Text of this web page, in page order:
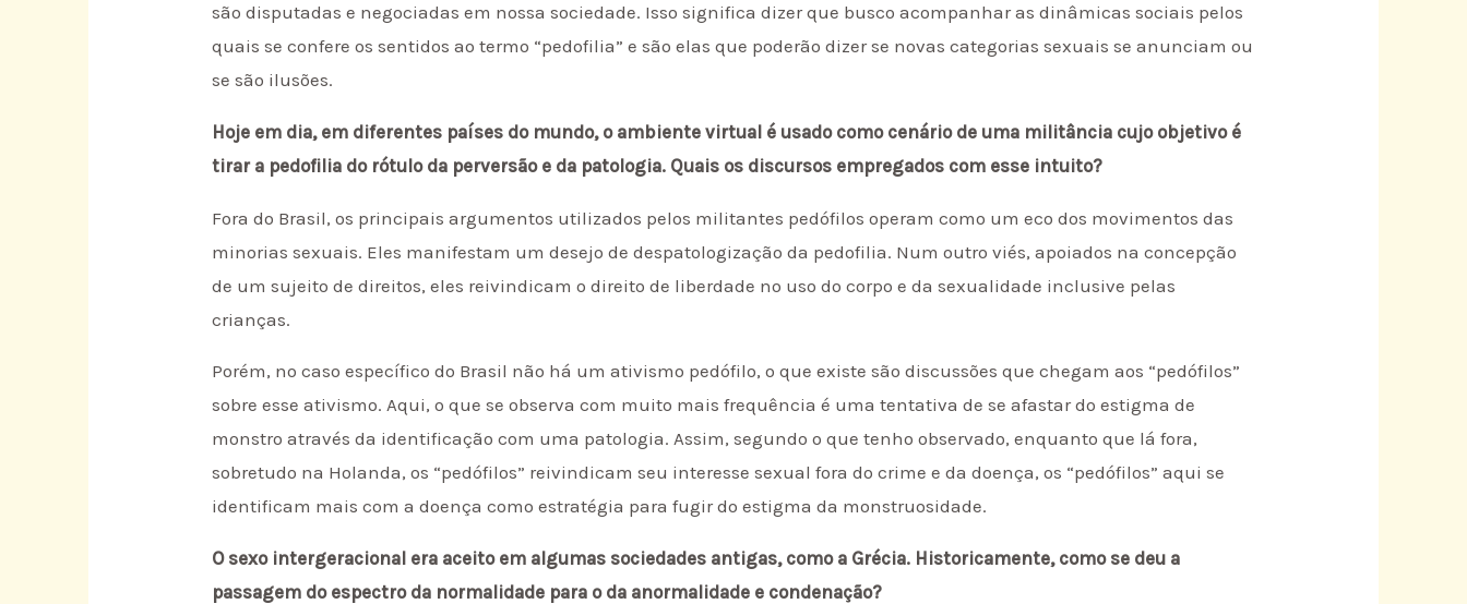
são disputadas e negociadas em nossa sociedade. Isso significa dizer que busco acompanhar as dinâmicas sociais pelos
quais se confere os sentidos ao termo “pedofilia” e são elas que poderão dizer se novas categorias sexuais se anunciam ou
se são ilusões.
Hoje em dia, em diferentes países do mundo, o ambiente virtual é usado como cenário de uma militância cujo objetivo é
tirar a pedofilia do rótulo da perversão e da patologia. Quais os discursos empregados com esse intuito?
Fora do Brasil, os principais argumentos utilizados pelos militantes pedófilos operam como um eco dos movimentos das
minorias sexuais. Eles manifestam um desejo de despatologização da pedofilia. Num outro viés, apoiados na concepção
de um sujeito de direitos, eles reivindicam o direito de liberdade no uso do corpo e da sexualidade inclusive pelas
crianças.
Porém, no caso específico do Brasil não há um ativismo pedófilo, o que existe são discussões que chegam aos “pedófilos”
sobre esse ativismo. Aqui, o que se observa com muito mais frequência é uma tentativa de se afastar do estigma de
monstro através da identificação com uma patologia. Assim, segundo o que tenho observado, enquanto que lá fora,
sobretudo na Holanda, os “pedófilos” reivindicam seu interesse sexual fora do crime e da doença, os “pedófilos” aqui se
identificam mais com a doença como estratégia para fugir do estigma da monstruosidade.
O sexo intergeracional era aceito em algumas sociedades antigas, como a Grécia. Historicamente, como se deu a
passagem do espectro da normalidade para o da anormalidade e condenação?